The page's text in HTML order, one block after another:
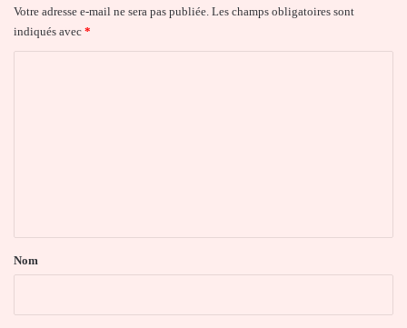
Votre adresse e-mail ne sera pas publiée. Les champs obligatoires sont
indiqués avec *
a
Nom